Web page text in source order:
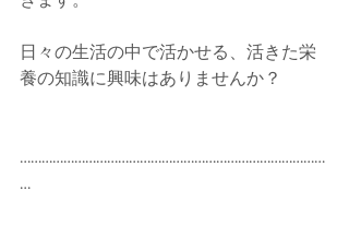
日々の生活の中で活かせる、活きた栄
養の知識に興味はありませんか？
…………………………………………………………………………
…